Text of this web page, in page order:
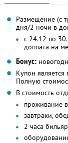
Размещение (с
дня/2 ночи в
с 24.12 по
доплата на
Бонус:
Купон
Полную
В стоимость
проживание
завтраки,
2 часа